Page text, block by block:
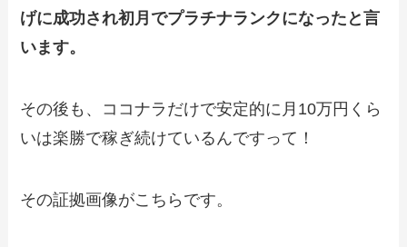
げに成功され初月でプラチナランクになったと言
います。
その後も、ココナラだけで安定的に月10万円くら
いは楽勝で稼ぎ続けているんですって！
その証拠画像がこちらです。